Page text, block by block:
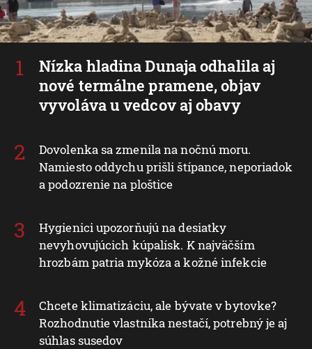
Nízka hladina Dunaja odhalila aj
nové termálne pramene, objav
vyvoláva u vedcov aj obavy
Dovolenka sa zmenila na nočnú moru.
Namiesto oddychu prišli štípance, neporiadok
a podozrenie na ploštice
Hygienici upozorňujú na desiatky
nevyhovujúcich kúpalísk. K najväčším
hrozbám patria mykóza a kožné infekcie
Chcete klimatizáciu, ale bývate v bytovke?
Rozhodnutie vlastníka nestačí, potrebný je aj
súhlas susedov